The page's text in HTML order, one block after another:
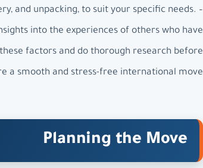
and unpacking, to suit your specific needs. –
into the experiences of others who have
factors and do thorough research before
a smooth and stress-free international move.
Planning the Move